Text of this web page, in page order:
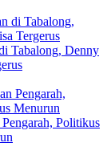
Tabalong, Denny
Politikus